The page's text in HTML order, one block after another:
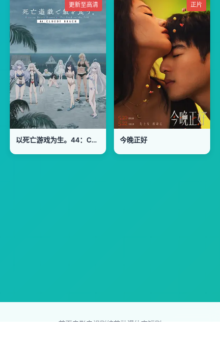
更新至高清
以死亡游戏为生。44：CLOUDY BEACH
正片
今晚正好
首页电影电视剧综艺动漫体育短剧